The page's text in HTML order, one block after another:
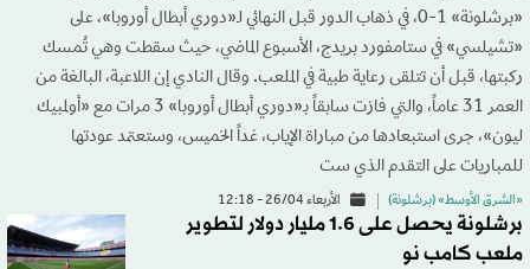
«برشلونة» 1-0، في ذهاب الدور قبل النهائي لـ«دوري أبطال أوروبا»، على
«تشيلسي» في ستامفورد بريدج، الأسبوع الماضي، حيث سقطت وهي تُمسك
ركبتها، قبل أن تتلقى رعاية طبية في الملعب. وقال النادي إن اللاعبة، البالغة من
العمر 31 عاماً، والتي فازت سابقاً بـ«دوري أبطال أوروبا» 3 مرات مع «أولمبيك
ليون»، جرى استبعادها من مباراة الإياب، غداً الخميس، وستعتمد عودتها
للمباريات على التقدم الذي ست
«الشرق الأوسط» (برشلونة) الأربعاء 26/04 - 12:18
برشلونة يحصل على 1.6 مليار دولار لتطوير
ملعب كامب نو